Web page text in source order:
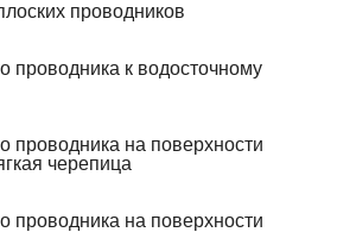
проводников
проводника к водосточному
проводника на поверхности
черепица
проводника на поверхности